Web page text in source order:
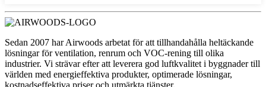
Sedan 2007 har Airwoods arbetat för att tillhandahålla heltäckande
lösningar för ventilation, renrum och VOC-rening till olika
industrier. Vi strävar efter att leverera god luftkvalitet i byggnader till
världen med energieffektiva produkter, optimerade lösningar,